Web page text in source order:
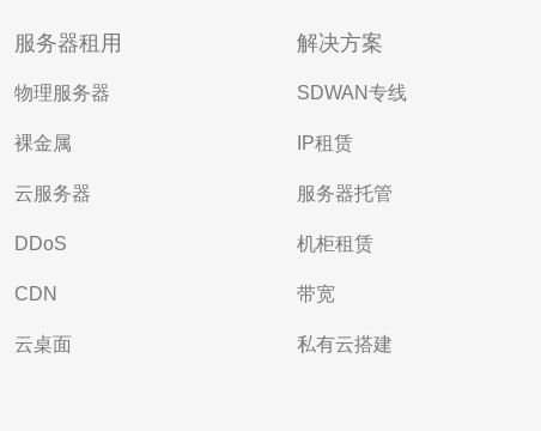
服务器租用
物理服务器
裸金属
云服务器
DDoS
CDN
云桌面
解决方案
SDWAN专线
IP租赁
服务器托管
机柜租赁
带宽
私有云搭建